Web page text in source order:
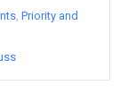
Priority and